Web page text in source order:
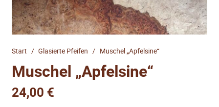
Start / Glasierte Pfeifen / Muschel „Apfelsine“
Muschel „Apfelsine“
24,00 €